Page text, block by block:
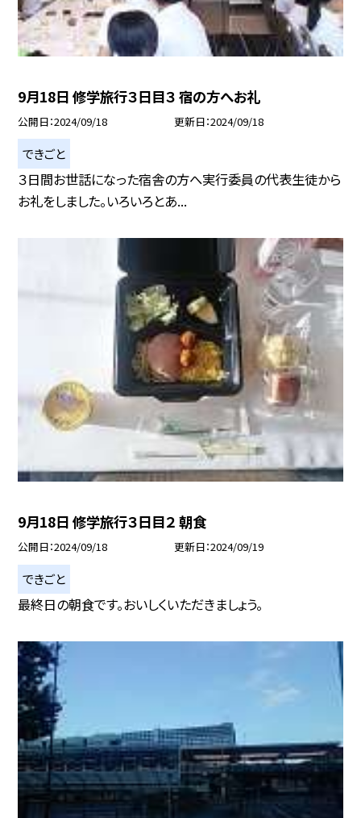
9月18日 修学旅行３日目３ 宿の方へお礼
公開日 2024/09/18 更新日 2024/09/18
できごと
３日間お世話になった宿舎の方へ実行委員の代表生徒から
お礼をしました。いろいろとあ...
9月18日 修学旅行３日目２ 朝食
公開日 2024/09/18 更新日 2024/09/19
できごと
最終日の朝食です。おいしくいただきましょう。